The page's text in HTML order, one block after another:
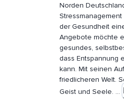
Norden
Stressmanagement
der Gesundheit
Angebote möchte
gesundes,
dass Entspannung
kann. Mit seinen
friedlicheren Welt.
Geist und Seele. ...